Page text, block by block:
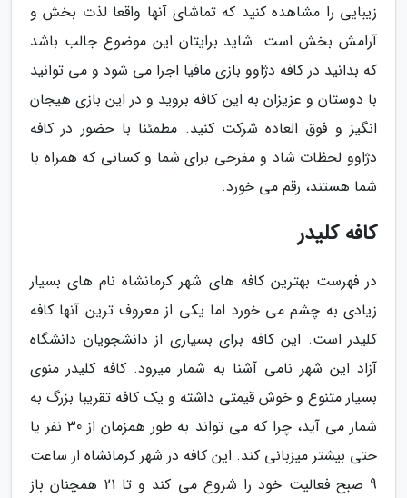
زیبایی را مشاهده کنید که تماشای آنها واقعا لذت بخش و
آرامش بخش است. شاید برایتان این موضوع جالب باشد
که بدانید در کافه دژاوو بازی مافیا اجرا می شود و می توانید
با دوستان و عزیزان به این کافه بروید و در این بازی هیجان
انگیز و فوق العاده شرکت کنید. مطمئنا با حضور در کافه
دژاوو لحظات شاد و مفرحی برای شما و کسانی که همراه با
شما هستند، رقم می خورد.
کافه کلیدر
در فهرست بهترین کافه های شهر کرمانشاه نام های بسیار
زیادی به چشم می خورد اما یکی از معروف ترین آنها کافه
کلیدر است. این کافه برای بسیاری از دانشجویان دانشگاه
آزاد این شهر نامی آشنا به شمار میرود. کافه کلیدر منوی
بسیار متنوع و خوش قیمتی داشته و یک کافه تقریبا بزرگ به
شمار می آید، چرا که می تواند به طور همزمان از 30 نفر یا
حتی بیشتر میزبانی کند. این کافه در شهر کرمانشاه از ساعت
9 صبح فعالیت خود را شروع می کند و تا 21 همچنان باز